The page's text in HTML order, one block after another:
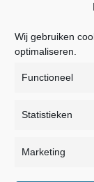
Wij gebruiken
optimaliseren.
Functioneel
Statistieken
Marketing